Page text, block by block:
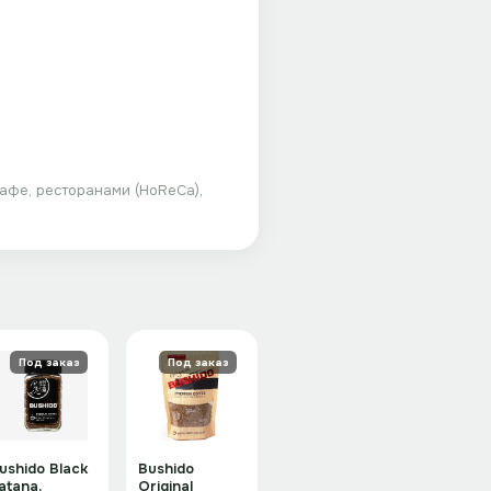
ресторанами (HoReCa),
Под заказ
Black
Под заказ
Bushido
Original